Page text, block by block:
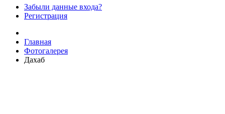
Забыли данные входа?
Регистрация
Главная
Фотогалерея
Дахаб